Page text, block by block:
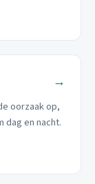
→
oorzaak op,
dag en nacht.